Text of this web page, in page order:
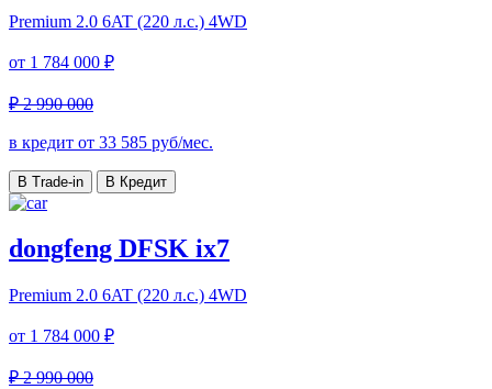
Premium 2.0 6AT (220 л.с.) 4WD
от 1 784 000 ₽
₽ 2 990 000
в кредит от 33 585 руб/мес.
В Trade-in В Кредит
dongfeng DFSK ix7
Premium 2.0 6AT (220 л.с.) 4WD
от 1 784 000 ₽
₽ 2 990 000